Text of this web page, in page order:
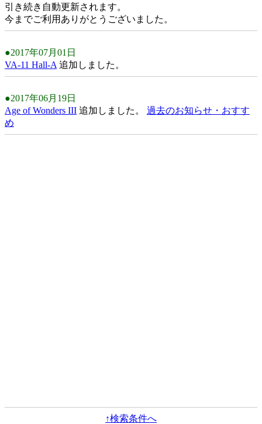
引き続き自動更新されます。
今までご利用ありがとうございました。
●2017年07月01日
VA-11 Hall-A 追加しました。
●2017年06月19日
Age of Wonders III 追加しました。 過去のお知らせ・おすす
め
↑検索条件へ